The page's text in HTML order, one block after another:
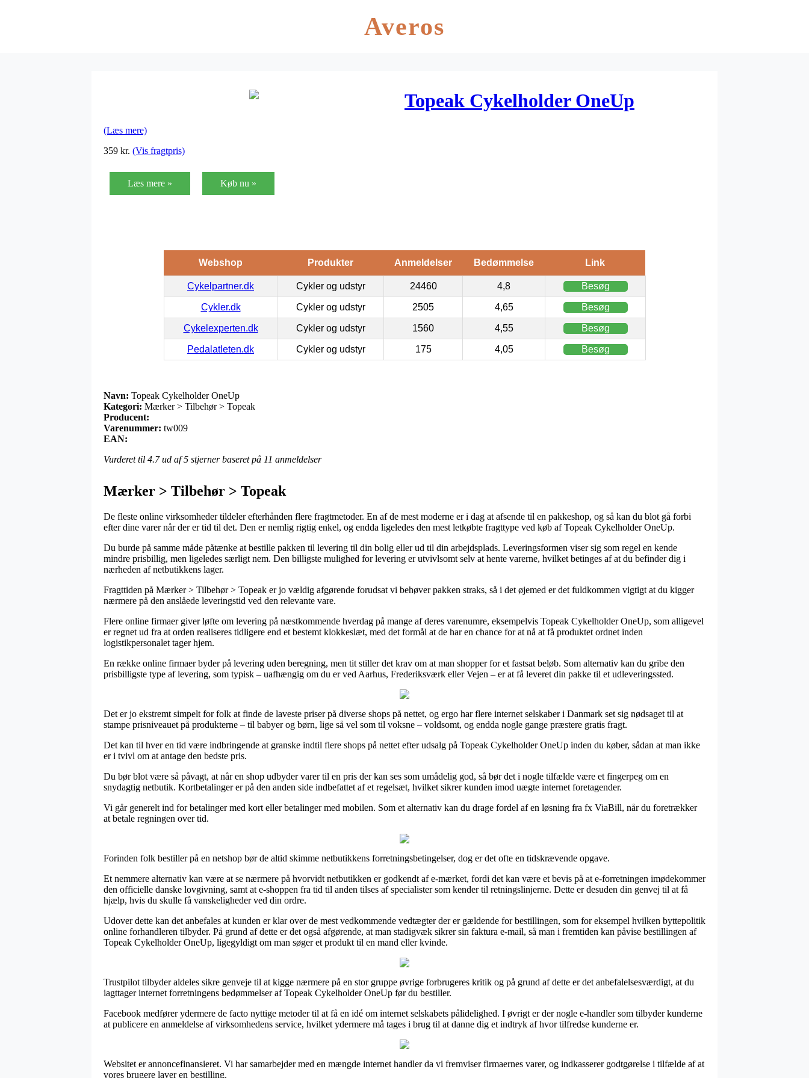
Averos
Topeak Cykelholder OneUp
(Læs mere)
359 kr. (Vis fragtpris)
Læs mere » Køb nu »
Webshop Produkter Anmeldelser Bedømmelse Link
Cykelpartner.dk Cykler og udstyr 24460 4,8 Besøg
Cykler.dk Cykler og udstyr 2505 4,65 Besøg
Cykelexperten.dk Cykler og udstyr 1560 4,55 Besøg
Pedalatleten.dk Cykler og udstyr 175 4,05 Besøg
Navn: Topeak Cykelholder OneUp
Kategori: Mærker > Tilbehør > Topeak
Producent:
Varenummer: tw009
EAN:
Vurderet til 4.7ud af 5 stjerner baseret på 11 anmeldelser
Mærker > Tilbehør > Topeak
De fleste online virksomheder tildeler efterhånden flere fragtmetoder. En af de mest moderne er i dag at afsende til en pakkeshop, og så kan du blot gå forbi
efter dine varer når der er tid til det. Den er nemlig rigtig enkel, og endda ligeledes den mest letkøbte fragttype ved køb af Topeak Cykelholder OneUp.
Du burde på samme måde påtænke at bestille pakken til levering til din bolig eller ud til din arbejdsplads. Leveringsformen viser sig som regel en kende
mindre prisbillig, men ligeledes særligt nem. Den billigste mulighed for levering er utvivlsomt selv at hente varerne, hvilket betinges af at du befinder dig i
nærheden af netbutikkens lager.
Fragttiden på Mærker > Tilbehør > Topeak er jo vældig afgørende forudsat vi behøver pakken straks, så i det øjemed er det fuldkommen vigtigt at du kigger
nærmere på den anslåede leveringstid ved den relevante vare.
Flere online firmaer giver løfte om levering på næstkommende hverdag på mange af deres varenumre, eksempelvis Topeak Cykelholder OneUp, som alligevel
er regnet ud fra at orden realiseres tidligere end et bestemt klokkeslæt, med det formål at de har en chance for at nå at få produktet ordnet inden
logistikpersonalet tager hjem.
En række online firmaer byder på levering uden beregning, men tit stiller det krav om at man shopper for et fastsat beløb. Som alternativ kan du gribe den
prisbilligste type af levering, som typisk – uafhængig om du er ved Aarhus, Frederiksværk eller Vejen – er at få leveret din pakke til et udleveringssted.
Det er jo ekstremt simpelt for folk at finde de laveste priser på diverse shops på nettet, og ergo har flere internet selskaber i Danmark set sig nødsaget til at
stampe prisniveauet på produkterne – til babyer og børn, lige så vel som til voksne – voldsomt, og endda nogle gange præstere gratis fragt.
Det kan til hver en tid være indbringende at granske indtil flere shops på nettet efter udsalg på Topeak Cykelholder OneUp inden du køber, sådan at man ikke
er i tvivl om at antage den bedste pris.
Du bør blot være så påvagt, at når en shop udbyder varer til en pris der kan ses som umådelig god, så bør det i nogle tilfælde være et fingerpeg om en
snydagtig netbutik. Kortbetalinger er på den anden side indbefattet af et regelsæt, hvilket sikrer kunden imod uægte internet foretagender.
Vi går generelt ind for betalinger med kort eller betalinger med mobilen. Som et alternativ kan du drage fordel af en løsning fra fx ViaBill, når du foretrækker
at betale regningen over tid.
Forinden folk bestiller på en netshop bør de altid skimme netbutikkens forretningsbetingelser, dog er det ofte en tidskrævende opgave.
Et nemmere alternativ kan være at se nærmere på hvorvidt netbutikken er godkendt af e-mærket, fordi det kan være et bevis på at e-forretningen imødekommer
den officielle danske lovgivning, samt at e-shoppen fra tid til anden tilses af specialister som kender til retningslinjerne. Dette er desuden din genvej til at få
hjælp, hvis du skulle få vanskeligheder ved din ordre.
Udover dette kan det anbefales at kunden er klar over de mest vedkommende vedtægter der er gældende for bestillingen, som for eksempel hvilken byttepolitik
online forhandleren tilbyder. På grund af dette er det også afgørende, at man stadigvæk sikrer sin faktura e-mail, så man i fremtiden kan påvise bestillingen af
Topeak Cykelholder OneUp, ligegyldigt om man søger et produkt til en mand eller kvinde.
Trustpilot tilbyder aldeles sikre genveje til at kigge nærmere på en stor gruppe øvrige forbrugeres kritik og på grund af dette er det anbefalelsesværdigt, at du
iagttager internet forretningens bedømmelser af Topeak Cykelholder OneUp før du bestiller.
Facebook medfører ydermere de facto nyttige metoder til at få en idé om internet selskabets pålidelighed. I øvrigt er der nogle e-handler som tilbyder kunderne
at publicere en anmeldelse af virksomhedens service, hvilket ydermere må tages i brug til at danne dig et indtryk af hvor tilfredse kunderne er.
Websitet er annoncefinansieret. Vi har samarbejder med en mængde internet handler da vi fremviser firmaernes varer, og indkasserer godtgørelse i tilfælde af at
vores brugere laver en bestilling.